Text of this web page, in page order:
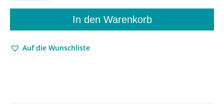
Kafkas
Poetik
In den Warenkorb
Auf die Wunschliste